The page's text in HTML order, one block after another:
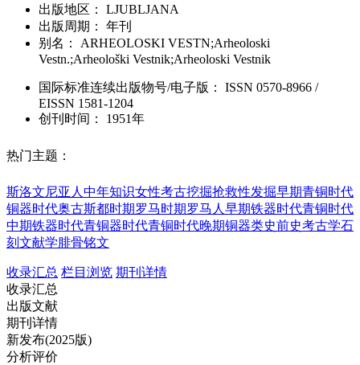
出版地区：
LJUBLJANA
出版周期：
年刊
别名：
ARHEOLOSKI VESTN;Arheoloski
Vestn.;Arheološki Vestnik;Arheoloski Vestnik
国际标准连续出版物号/电子版 ： ISSN 0570-8966 /
EISSN 1581-1204
创刊时间：
1951年
热门主题：
斯洛文尼亚人 中年知识女性考古挖掘抢救性发掘早期青铜时代
铜器时代奥古斯都时期罗马时期罗马人 早期铁器时代青铜时代
中期铁器时代青铜器时代青铜时代晚期铜器类史前史考古学石
刻文献学腓骨铭文
收录汇总 栏目浏览 期刊详情
收录汇总
出版文献
期刊详情
新发布(2025版)
分析评价